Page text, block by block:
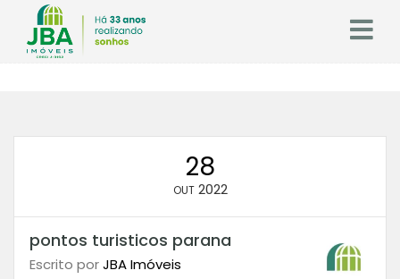
28
OUT 2022
pontos turisticos parana
Escrito porJBA Imóveis